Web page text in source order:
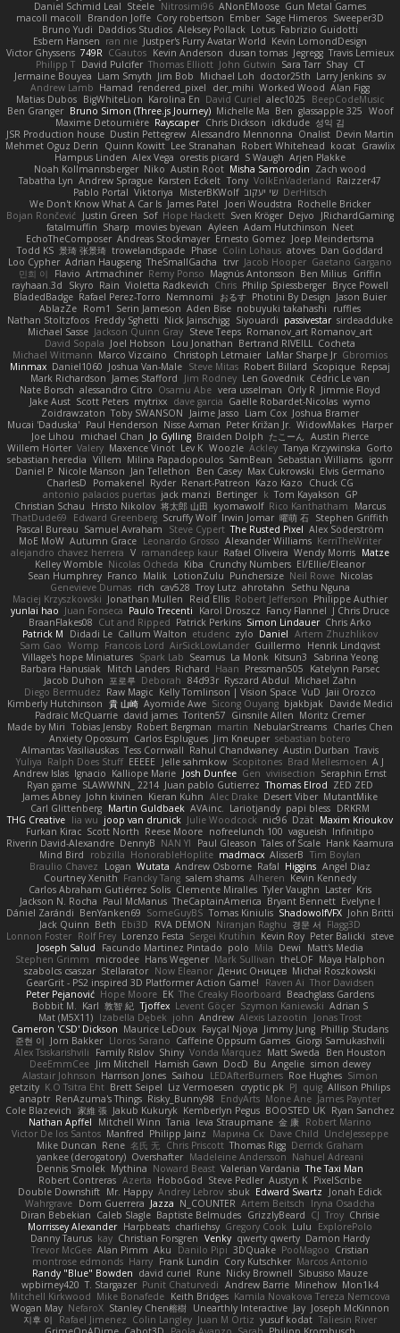
Daniel Schmid Leal Steele Nitrosimi96 ANonEMoose Gun Metal Games
macoll macoll
Brandon Joffe Cory robertson Ember Sage Himeros Sweeper3D
Bruno Yudi Daddios Studios Aleksey Pollack Lotus Fabrizio Guidotti
Esbern Hansen ran nie Justper's Furry Avatar World Kevin LomondDesign
Victor Ghyssens 749R CGautos Kevin Anderson dusan tomas Jegregg Travis Lemieux
Philipp T David Pulcifer Thomas Elliott John Gutwin Sara Tarr Shay CT
Jermaine Bouyea Liam Smyth Jim Bob Michael Loh doctor25th Larry Jenkins sv
Andrew Lamb Hamad rendered_pixel der_mihi Worked Wood Alan Figg
Matias Dubos BigWhiteLion Karolina En David Curiel alec1025
BeepCodeMusic
Ben Granger Bruno Simon (Three.js Journey) Michelle Ma Ben glassapple 325 Woof
Maxime Detournière Rayscaper Chris Dickson idkdude 성익 김
JSR Production house Dustin Pettegrew Alessandro Mennonna Onalist Devin Martin
Mehmet Oguz Derin
Quinn Kowitt Lee Stranahan Robert Whitehead kocat Grawlix
Hampus Linden Alex Vega orestis picard S Waugh Arjen Plakke
Noah Kollmannsberger Niko Austin Root Misha Samorodin Zach wood
Tabatha Lyn Andrew Sprague Karsten Eckelt Tony VolkEnVaderland Raizzer47
Pablo Portal Viktoriya MisterBKWolf שי יעקוב DerHitsch
We Don't Know What A Car Is James Patel Joeri Woudstra Rochelle Bricker
Bojan Rončević Justin Green Sof Hope Hackett Sven Kröger Dejvo
JRichardGaming
fatalmuffin Sharp movies byevan Ayleen Adam Hutchinson Neet
EchoTheComposer Andreas Stockmayer Ernesto Gomez Joep Meindertsma
Todd KS 景琦 张景琦 trowelandspade Phase Colin Lohaus atoves Dan Goddard
Loo Cypher Adrian Haugseng TheSmallGacha trvr Jacob Hooper Gaetano Gargano
민희 이
Flavio Artmachiner Remy Ponso Magnús Antonsson Ben Milius Griffin
rayhaan.3d
Skyro Rain Violetta Radkevich Chris Philip Spiessberger Bryce Powell
BladedBadge Rafael Perez-Torro Nemnomi おるす Photini By Design Jason Buier
AblazZe Rom1 Serin Jameson Aden Bise nobuyuki takahashi
ruffles
Nathan Stoltzfoos Freddy Sghetti Nick Jainschigg Siyouardi passivestar sirdeadduke
Michael Sasse Jackson Quinn Gray Steve Teeps Romanov_art Romanov_art
David Sopala Joel Hobson Lou Jonathan Bertrand RIVEILL Cocheta
Michael Witmann Marco Vizcaino Christoph Letmaier LaMar Sharpe Jr Gbromios
Minmax Daniel1060 Joshua Van-Male Steve Mitas Robert Billard Scopique Repsaj
Mark Richardson James Stafford Jim Rodney Len Govednik Cédric Le van
Nate Borsch alessandro Citro Osamu Abe vera usselman Orly R Jimmie Floyd
Jake Aust Scott Peters mytrixx dave garcia Gaëlle Robardet-Nicolas wymo
Zoidrawzaton Toby SWANSON Jaime Jasso Liam Cox Joshua Bramer
Mucai 'Daduska' Paul Henderson Nisse Axman Peter Križan Jr. WidowMakes Harper
Joe Lihou
michael Chan Jo Gylling Braiden Dolph たこーん Austin Pierce
Willem Hörter Valery Maxence Vinot Lev K Woozle Ackley Tanya Krzywinska Gorto
sebastian heredia Villem Milina Papadopoulos SamBean Sebastian Williams igorrr
Daniel P Nicole Manson Jan Tellethon Ben Casey Max Cukrowski Elvis Germano
CharlesD
Pomakenel Ryder Renart-Patreon Kazo Kazo
Chuck CG
antonio palacios puertas jack manzi Bertinger k Tom Kayakson GP
Christian Schau
Hristo Nikolov 将太郎 山田 kyomawolf Rico Kanthatham
Marcus
ThatDude69
Edward Greenberg Scruffy Wolf Irwin Jomar 曜萌 石 Stephen Griffith
Pascal Bureau Samuel Avraham Steve Cypert The Rusted Pixel Alex Söderström
MoE MoW Autumn Grace Leonardo Grosso Alexander Williams KerriTheWriter
alejandro chavez herrera V ramandeep kaur Rafael Oliveira Wendy Morris Matze
Kelley Womble Nicolas Ocheda Kiba Crunchy Numbers El/Ellie/Eleanor
Sean Humphrey Franco Malik LotionZulu Punchersize Neil Rowe Nicolas
Genevieve Dumas rich cav528 Troy Lutz ahrotahn
Sethu Nguna
Maciej Krzyszkowski Jonathan Mullen Reid Ellis Robert Jefferson Philippe Authier
yunlai hao Juan Fonseca Paulo Trecenti Karol Droszcz Fancy Flannel J Chris Druce
BraanFlakes08 Cut and Ripped Patrick Perkins Simon Lindauer Chris Arko
Patrick M
Didadi Le Callum Walton etudenc zylo Daniel Artem Zhuzhlikov
Sam Gao Womp Francois Lord AirSickLowLander Guillermo
Henrik Lindqvist
Village's hope Miniatures Spark Lab Seamus La Monk Kitsun3
Sabrina Yeong
Barbara Hanusiak Mitch Landers Richard Haan Pressman505
Katelynn Parsec
Jacob Duhon 포로루 Deborah 84d93r Ryszard Abdul Michael Zahn
Diego Bermudez Raw Magic Kelly Tomlinson | Vision Space VuD Jaii Orozco
Kimberly Hutchinson 貴 山崎 Ayomide Awe Sicong Ouyang bjakbjak Davide Medici
Padraic McQuarrie david james Toriten57 Ginsnile Allen Moritz Cremer
Made by Miri Tobias Jensby Robert Bergman martin NebularStreams Charles Chen
Anxiety Opossum Carlos Esplugues Jim Kneuper sebastian botero
Almantas Vasiliauskas Tess Cornwall Rahul Chandwaney Austin Durban Travis
Yuliya Ralph Does Stuff EEEEE Jelle sahmkow Scopitones Brad Mellesmoen A J
Andrew Islas Ignacio Kalliope Marie Josh Dunfee Gen viviisection Seraphin Ernst
Ryan game SLAWWNN_ 2214 Juan pablo Gutierrez Thomas Elrod ZED ZED
James Abney John kivinen Kieran Kuhn Alec Drake Desert Viber MutantMike
Carl Glittenberg Martin Guldbaek AVAinc. Lariotjandy papi bless DRKRM
THG Creative lia wu joop van drunick Julie Woodcock nic96 Dzät Maxim Krioukov
Furkan Kirac Scott North Reese Moore nofreelunch 100 vagueish Infinitipo
Riverin David-Alexandre DennyB NAN YI Paul Gleason Tales of Scale Hank Kaamura
Mind Bird
robzilla HonorableHoplite madmacx AlisserB Tim Boylan
Braulio Chavez
Logan Wutata Andrew Osborne Rafal Higgins Angel Diaz
Courtney Xenith Francky Tang salem shams Alheren Kevin Kennedy
Carlos Abraham Gutiérrez Solis Clemente Miralles Tyler Vaughn Laster Kris
Jackson N. Rocha Paul McManus TheCaptainAmerica Bryant Bennett Evelyne I
Dániel Zarándi BenYanken69 SomeGuyBS Tomas Kiniulis ShadowolfVFX John Britti
Jack Quinn Beth Ebi3D RVA DEMON Niranjan Raghu 경문 서 Flagg3D
Lonnon Foster Rolf Frey Lorenzo Festa Sergei Krutihin Kevin Roy Peter Balicki steve
Joseph Salud
Facundo Martinez Pintado polo Mila Dewi
Matt's Media
Stephen Grimm
microdee Hans Wegener Mark Sullivan theLOF Maya Halphon
szabolcs csaszar Stellarator Now Eleanor Денис Оницев Michał Roszkowski
GearGrit - PS2 inspired 3D Platformer Action Game!
Raven Ai Thor Davidsen
Peter Pejanović Hope Moore EK The Creaky Floorboard Beachglass Gardens
Bobbit M. Karl 敦智 紀 Tjoffex Levent Göçer Szymon Kaniewski Adrian S
Mat (M5X11) Izabella Dębek john Andrew Alexis Lazootin
Jonas Trost
Cameron 'CSD' Dickson Maurice LeDoux Fayçal Njoya Jimmy Jung Phillip Studans
준현 이 Jorn Bakker Lloros Sarano Caffeine Oppsum Games Giorgi Samukashvili
Alex Tsiskarishvili
Family Rislov Shiny Vonda Marquez Matt Sweda
Ben Houston
DeeEmmCee Jim Mitchell Hamish Gawn DocD Bu Angelie simon dewey
Alastair Johnson Harrison Jones Saihou LEDAfterBurners Roe Hughes Simon
getzity K.O Tsitra Eht Brett Seipel Liz Vermoesen cryptic pk PJ quig Allison Philips
anaptr RenAzuma's Things Risky_Bunny98 EndyArts Mone Ane James Paynter
Cole Blazevich 家維 張 Jakub Kukuryk Kemberlyn Pegus BOOSTED UK Ryan Sanchez
Nathan Apffel
Mitchell Winn Tania Ieva Straupmane 金 康 Robert Marino
Victor De los Santos Manfred Philipp Jainz Марина Ск Dave Child UncleJesseppe
Mike Duncan Rene 名氏 无 Chris Priscott Thomas Rigg Derrick Graham
yankee (derogatory) Overshafter Madeleine Andersson Nahuel Adreani
Dennis Smolek Mythina Noward Beast Valerian Vardania The Taxi Man
Robert Contreras Azerta HoboGod Steve Pedler Austyn K PixelScribe
Double Downshift Mr. Happy Andrey Lebrov sbuk Edward Swartz
Jonah Edick
Wahrgrave Dom Guerrera Jazza N_COUNTER Artem Beitsch
Iryna Osadcha
Diran Bebekian Caleb Slagle Baptiste Belmudes GrizzlyBeard CJ Troy Chrisie
Morrissey Alexander Harpbeats charliehsy Gregory Cook Lulu
ExplorePolo
Danny Taurus kay Christian Forsgren Venky qwerty qwerty Damon Hardy
Trevor McGee Alan Pimm Aku Danilo Pipi 3DQuake PooMagoo Cristian
montrose edmonds Harry Frank Lundin Cory Kutschker Marcos Antonio
Randy "Blue" Bowden david curiel Rune Nicky Brownell Sibusiso Mauze
wpbirney420 T. Stargazer Punit Chaturvedi Andrew Barrie Minehow Mon1k4
Mitchell Kirkwood Mike Bonafede Keith Bridges Kamila Novakova Tereza Nemcova
Wogan May NefaroX Stanley Chen榕樹 Unearthly Interactive Jay Joseph McKinnon
지후 이
Rafael Jimenez Colin Langley Juan M Ortiz yusuf kodat Taliesin River